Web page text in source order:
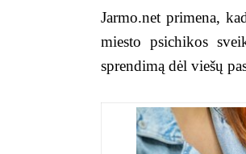
Jarmo.net primena,
miesto psichikos
sprendimą dėl viešų